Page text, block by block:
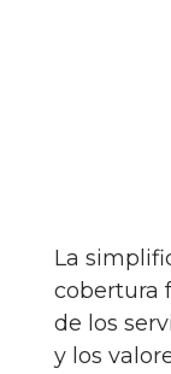
La
cobertura
de los
y los